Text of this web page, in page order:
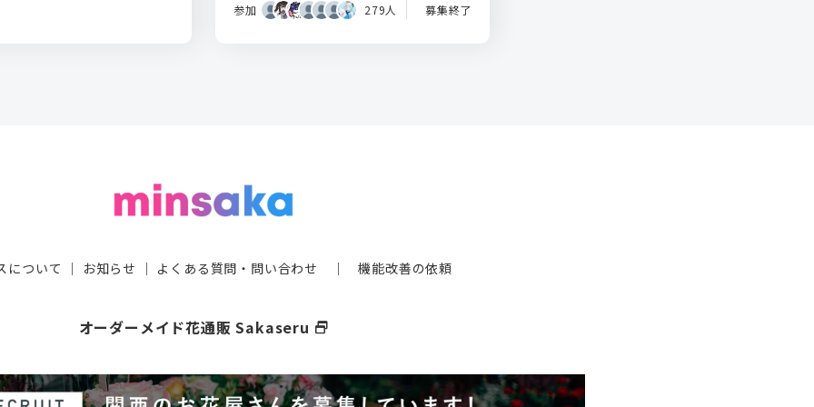
参加 279人 募集終了
について ｜ お知らせ ｜ よくある質問・問い合わせ ｜機能改善の依頼
オーダーメイド花通販 Sakaseru select_window